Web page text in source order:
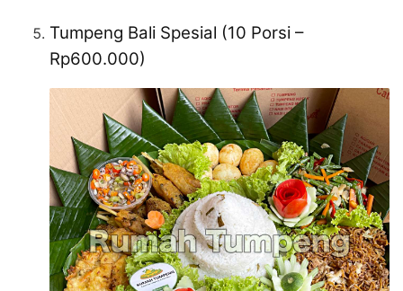
Tumpeng Bali Spesial (10 Porsi –
Rp600.000)